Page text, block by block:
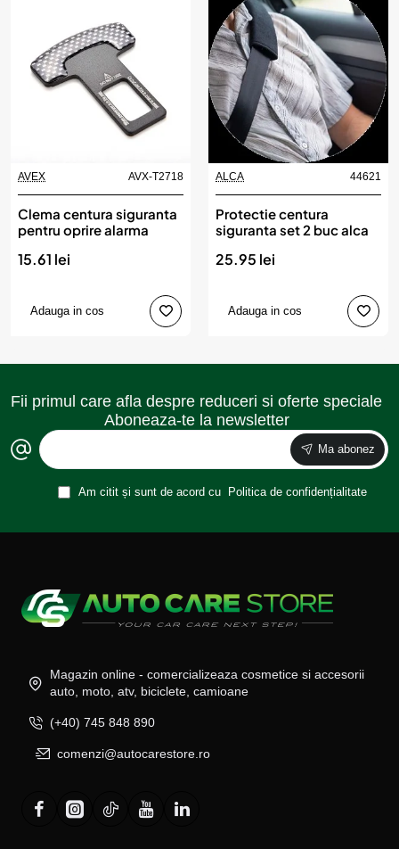
Produs de top
AVEX AVX-T2718
Clema centura siguranta
pentru oprire alarma
15.61 lei
Adauga in cos
ALCA 44621
Protectie centura
siguranta set 2 buc alca
25.95 lei
Adauga in cos
Fii primul care afla despre reduceri si oferte speciale
Aboneaza-te la newsletter
Ma abonez
Am citit și sunt de acord cu Politica de confidențialitate
Magazin online - comercializeaza cosmetice si accesorii
auto, moto, atv, biciclete, camioane
(+40) 745 848 890
comenzi@autocarestore.ro